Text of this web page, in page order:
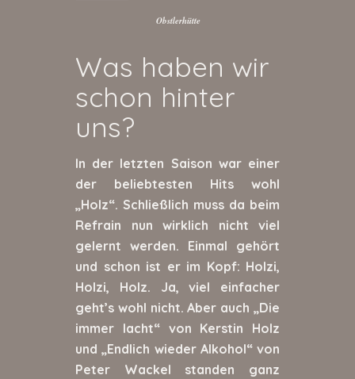
Obstlerhütte
Was haben wir
schon hinter
uns?
In der letzten Saison war einer
der beliebtesten Hits wohl
„Holz“. Schließlich muss da beim
Refrain nun wirklich nicht viel
gelernt werden. Einmal gehört
und schon ist er im Kopf: Holzi,
Holzi, Holz. Ja, viel einfacher
geht’s wohl nicht. Aber auch „Die
immer lacht“ von Kerstin Holz
und „Endlich wieder Alkohol“ von
Peter Wackel standen ganz